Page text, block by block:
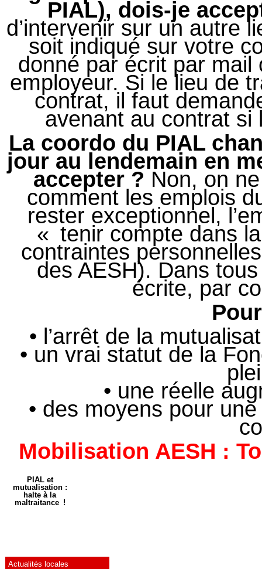
PIAL), dois-je
d’intervenir sur un autre
soit indiqué sur votre
donné par écrit par
employeur. Si le lieu de
contrat, il faut
avenant au contrat si
La coordo du PIAL
jour au lendemain en
accepter ? Non, on
comment les emplois
rester exceptionnel,
« tenir compte dans
contraintes
des AESH). Dans
écrite, par
• l’arrêt de la
• un vrai statut de la
• une réelle
• des moyens pour
Mobilisation AESH :
PIAL et
mutualisation :
halte à la
maltraitance !
Actualités locales